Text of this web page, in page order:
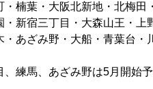
楠葉・大阪北新地・北梅田
新宿三丁目・大森山王・上
あざみ野・大船・青葉台・
練馬、あざみ野は5月開始